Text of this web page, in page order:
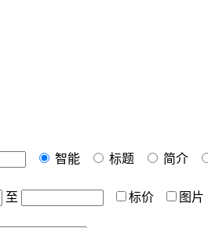
智能
标题 简介
至 标价 图片